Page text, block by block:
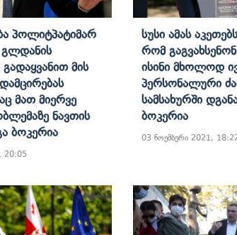
Პოლიტპატიმარ
Გლდანის
Მის
Მათ Მიერვე
Ნავთის
Ბოკერია
20:05
Სუსი Ამას
Რომ
Ისინი Მხოლოდ
Პერსონალური
Სამსახურში
Ბოკერია
03 ნოემბერი 2021,